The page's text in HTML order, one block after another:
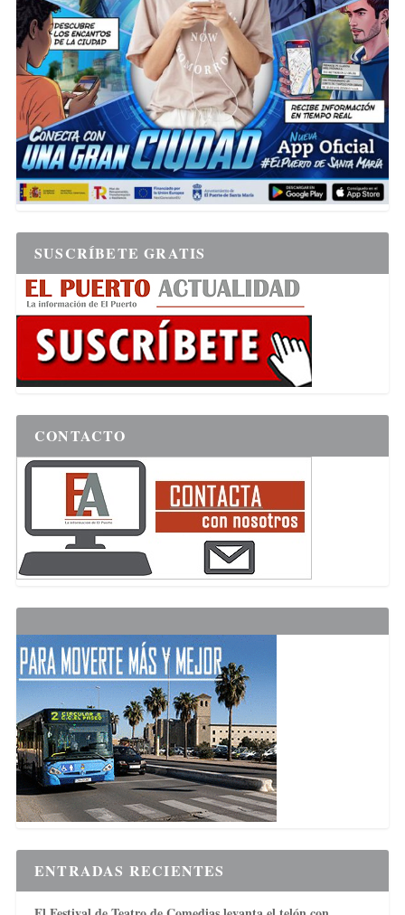
SUSCRÍBETE GRATIS
CONTACTO
ENTRADAS RECIENTES